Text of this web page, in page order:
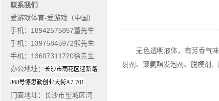
联系我们
爱游戏体育-爱游戏（中国）
手机：18942575857董先生
手机：13975845972熊先生
手机：13607311720徐先生
办公地址： 长沙市雨花区迎新路
868号德思勤创业大街A7-701
门面地址：长沙市望城区湾
无色透明液体，有芳香气味
射剂、聚氨酯发泡剂、脱模剂